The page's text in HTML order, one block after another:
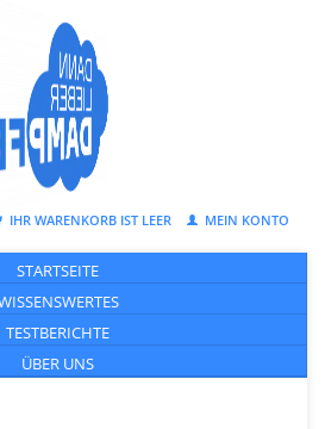
IHR WARENKORB IST LEER MEIN KONTO
STARTSEITE
TESTBERICHTE
ÜBER UNS